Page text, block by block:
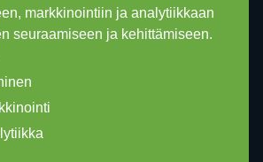
markkinointiin ja analytiikkaan
seuraamiseen ja kehittämiseen.